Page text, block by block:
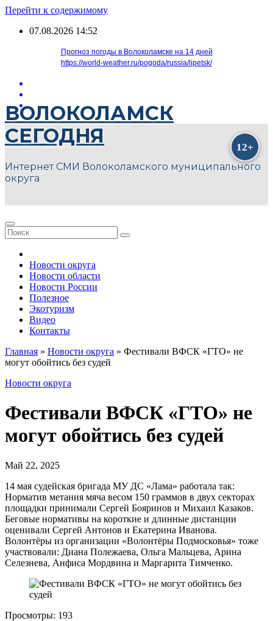
Перейти к содержимому
07.08.2026 14:52
Прогноз погоды в Волоколамске на 14 дней
https://world-weather.ru/pogoda/russia/lipetsk/
ВОЛОКОЛАМСК
СЕГОДНЯ
Интернет СМИ Волоколамского муниципального
округа
Новости округа
Новости области
Новости России
Полезное
Экотуризм
Видео
Контакты
Главная » Новости округа » Фестивали ВФСК «ГТО» не
могут обойтись без судей
Новости округа
Фестивали ВФСК «ГТО» не
могут обойтись без судей
Май 22, 2025
14 мая судейская бригада МУ ДС «Лама» работала так:
Норматив метания мяча весом 150 граммов в двух секторах
площадки принимали Сергей Бояринов и Михаил Казаков.
Беговые нормативы на короткие и длинные дистанции
оценивали Сергей Антонов и Екатерина Иванова.
Волонтёры из организации «Волонтёры Подмосковья» тоже
участвовали: Диана Полежаева, Ольга Мальцева, Арина
Селезнева, Анфиса Мордвина и Маргарита Тимченко.
Просмотры: 193